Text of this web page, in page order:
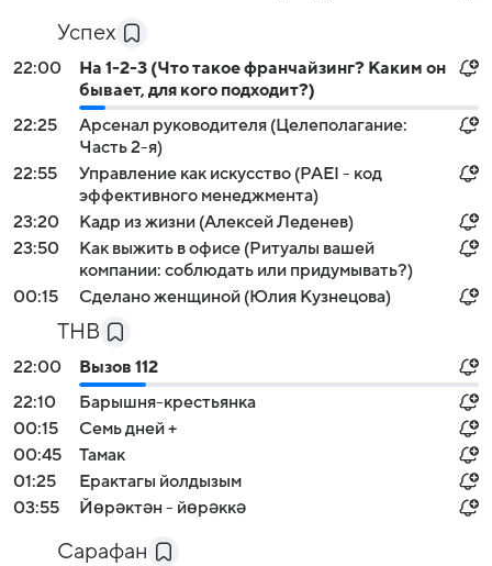
Успех
22:00
На 1-2-3 (Что такое франчайзинг? Каким он
бывает, для кого подходит?)
22:25
Арсенал руководителя (Целеполагание:
Часть 2-я)
22:55
Управление как искусство (PAEI - код
эффективного менеджмента)
23:20
Кадр из жизни (Алексей Леденев)
23:50
Как выжить в офисе (Ритуалы вашей
компании: соблюдать или придумывать?)
00:15
Сделано женщиной (Юлия Кузнецова)
ТНВ
22:00
Вызов 112
22:10
Барышня-крестьянка
00:15
Семь дней +
00:45
Тамак
01:25
Ерактагы йолдызым
03:55
Йөрәктән - йөрәккә
Сарафан